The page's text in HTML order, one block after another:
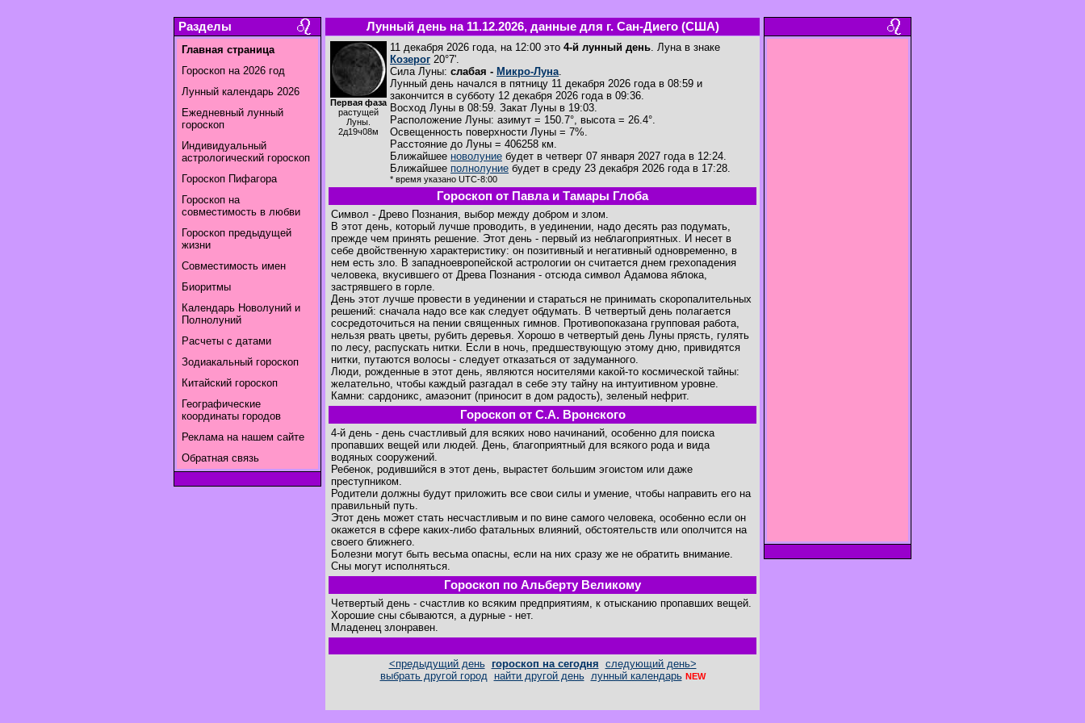
Разделы
Главная страница
Гороскоп на 2026 год
Лунный календарь 2026
Ежедневный лунный
гороскоп
Индивидуальный
астрологический гороскоп
Гороскоп Пифагора
Гороскоп на
совместимость в любви
Гороскоп предыдущей
жизни
Совместимость имен
Биоритмы
Календарь Новолуний и
Полнолуний
Расчеты с датами
Зодиакальный гороскоп
Китайский гороскоп
Географические
координаты городов
Реклама на нашем сайте
Обратная связь
Лунный день на 11.12.2026, данные для г. Сан-Диего (США)
Первая фаза
растущей
Луны.
2д19ч08м
11 декабря 2026 года, на 12:00 это 4-й лунный день. Луна в знаке
Козерог 20°7'.
Сила Луны: слабая - Микро-Луна.
Лунный день начался в пятницу 11 декабря 2026 года в 08:59 и
закончится в субботу 12 декабря 2026 года в 09:36.
Восход Луны в 08:59. Закат Луны в 19:03.
Расположение Луны: азимут = 150.7°, высота = 26.4°.
Освещенность поверхности Луны = 7%.
Расстояние до Луны = 406258 км.
Ближайшее новолуние будет в четверг 07 января 2027 года в 12:24.
Ближайшее полнолуние будет в среду 23 декабря 2026 года в 17:28.
* время указано UTC-8:00
Гороскоп от Павла и Тамары Глоба
Символ - Древо Познания, выбор между добром и злом.
В этот день, который лучше проводить, в уединении, надо десять раз подумать,
прежде чем принять решение. Этот день - первый из неблагоприятных. И несет в
себе двойственную характеристику: он позитивный и негативный одновременно, в
нем есть зло. В западноевропейской астрологии он считается днем грехопадения
человека, вкусившего от Древа Познания - отсюда символ Адамова яблока,
застрявшего в горле.
День этот лучше провести в уединении и стараться не принимать скоропалительных
решений: сначала надо все как следует обдумать. В четвертый день полагается
сосредоточиться на пении священных гимнов. Противопоказана групповая работа,
нельзя рвать цветы, рубить деревья. Хорошо в четвертый день Луны прясть, гулять
по лесу, распускать нитки. Если в ночь, предшествующую этому дню, привидятся
нитки, путаются волосы - следует отказаться от задуманного.
Люди, рожденные в этот день, являются носителями какой-то космической тайны:
желательно, чтобы каждый разгадал в себе эту тайну на интуитивном уровне.
Камни: сардоникс, амаэонит (приносит в дом радость), зеленый нефрит.
Гороскоп от С.А. Вронского
4-й день - день счастливый для всяких ново начинаний, особенно для поиска
пропавших вещей или людей. День, благоприятный для всякого рода и вида
водяных сооружений.
Ребенок, родившийся в этот день, вырастет большим эгоистом или даже
преступником.
Родители должны будут приложить все свои силы и умение, чтобы направить его на
правильный путь.
Этот день может стать несчастливым и по вине самого человека, особенно если он
окажется в сфере каких-либо фатальных влияний, обстоятельств или ополчится на
своего ближнего.
Болезни могут быть весьма опасны, если на них сразу же не обратить внимание.
Сны могут исполняться.
Гороскоп по Альберту Великому
Четвертый день - счастлив ко всяким предприятиям, к отысканию пропавших вещей.
Хорошие сны сбываются, а дурные - нет.
Младенец злонравен.
<предыдущий день гороскоп на сегодня следующий день>
выбрать другой город
найти другой день лунный календарь NEW